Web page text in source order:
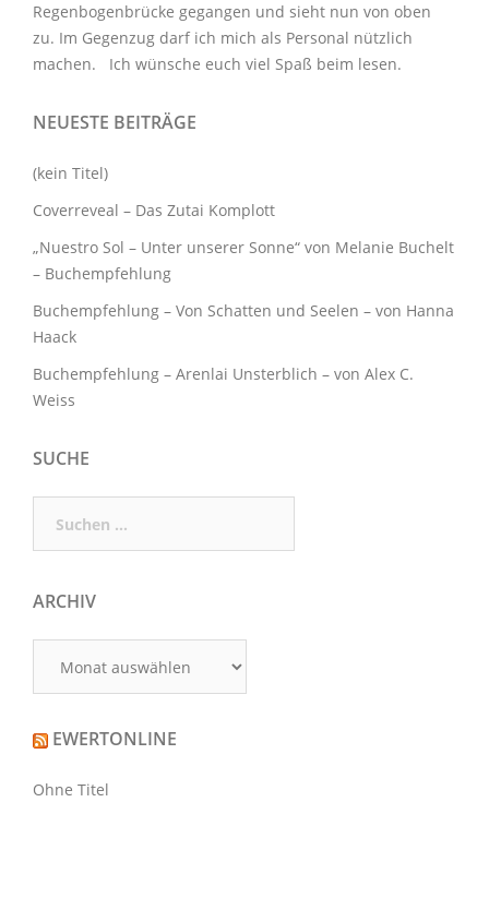
Regenbogenbrücke gegangen und sieht nun von oben
zu. Im Gegenzug darf ich mich als Personal nützlich
machen. Ich wünsche euch viel Spaß beim lesen.
NEUESTE BEITRÄGE
(kein Titel)
Coverreveal – Das Zutai Komplott
„Nuestro Sol – Unter unserer Sonne“ von Melanie Buchelt
– Buchempfehlung
Buchempfehlung – Von Schatten und Seelen – von Hanna
Haack
Buchempfehlung – Arenlai Unsterblich – von Alex C.
Weiss
SUCHE
nach:
ARCHIV
EWERTONLINE
Ohne Titel